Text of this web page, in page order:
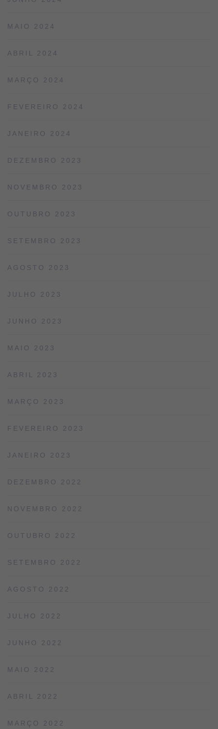
MAIO 2024
ABRIL 2024
MARÇO 2024
FEVEREIRO 2024
JANEIRO 2024
DEZEMBRO 2023
NOVEMBRO 2023
OUTUBRO 2023
SETEMBRO 2023
AGOSTO 2023
JULHO 2023
JUNHO 2023
MAIO 2023
ABRIL 2023
MARÇO 2023
FEVEREIRO 2023
JANEIRO 2023
DEZEMBRO 2022
NOVEMBRO 2022
OUTUBRO 2022
SETEMBRO 2022
AGOSTO 2022
JULHO 2022
JUNHO 2022
MAIO 2022
ABRIL 2022
MARÇO 2022